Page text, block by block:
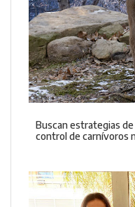
Buscan estrategias
control de carnívoros